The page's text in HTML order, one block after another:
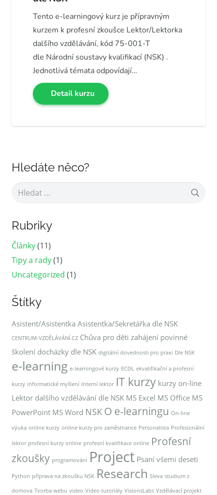
Tento e-learningový kurz je přípravným
kurzem k profesní zkoušce Lektor/Lektorka
dalšího vzdělávání, kód 75-001-T
dle Národní soustavy kvalifikací (NSK) .
Jednotlivá témata odpovídají…
Detail kurzu
Hledáte něco?
Vyhledávání
Rubriky
Články(11)
Tipy a rady(1)
Uncategorized (1)
Štítky
Asistent/Asistentka Asistentka/Sekretářka dle NSK
CENTRUM-VZDĚLÁVÁNÍ.CZ Chůva pro děti zahájení povinné
školení docházky dle NSK digitální dovednosti pro praxi Dle NSK
e-learning e-learningové kurzy ECDL ekvalifikační a profesní
kurzy informatické myšlení Interní lektor IT kurzy kurzy on-line
Lektor dalšího vzdělávání dle NSK MS Excel MS Office MS
PowerPoint MS Word NSK O e-learningu On-line
výuka online kurzy online kurzy pro zaměstnance Personalista Profesionální
lektor profesní kurzy online profesní kvalifikace online Profesní
zkoušky programování Project Psaní všemi deseti
Python příprava na zkoušku NSK Research Sleva studium z
domova Tvorba webu video Video tutoriály VisionsLabs Vzdělávací projekt